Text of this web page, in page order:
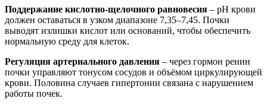
Поддержание кислотно-щелочного равновесия – pH крови
должен оставаться в узком диапазоне 7,35–7,45. Почки
выводят излишки кислот или оснований, чтобы обеспечить
нормальную среду для клеток.
Регуляция артериального давления – через гормон ренин
почки управляют тонусом сосудов и объёмом циркулирующей
крови. Половина случаев гипертонии связана с нарушением
работы почек.